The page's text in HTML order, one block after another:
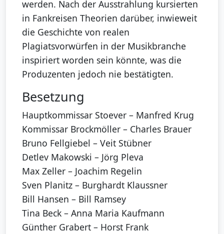
werden. Nach der Ausstrahlung kursierten
in Fankreisen Theorien darüber, inwieweit
die Geschichte von realen
Plagiatsvorwürfen in der Musikbranche
inspiriert worden sein könnte, was die
Produzenten jedoch nie bestätigten.
Besetzung
Hauptkommissar Stoever – Manfred Krug
Kommissar Brockmöller – Charles Brauer
Bruno Fellgiebel – Veit Stübner
Detlev Makowski – Jörg Pleva
Max Zeller – Joachim Regelin
Sven Planitz – Burghardt Klaussner
Bill Hansen – Bill Ramsey
Tina Beck – Anna Maria Kaufmann
Günther Grabert – Horst Frank